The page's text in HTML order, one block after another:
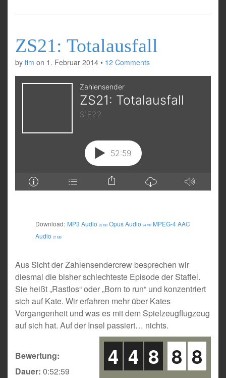
ZS21: Totalausfall
by tim on 1. Februar 2014 • 12 Comments
Download: MP3 Audio 25 MB Opus Audio 24 MB MPEG-4 AAC
Audio 27 MB
Aus Sicht der Zahlensendercrew besprechen wir
diesmal die bisher schlechteste Episode der Staffel.
Sie heißt „Rastlos“ oder „Born to run“ und konzentriert
sich auf Kate. Wir erfahren mehr über Kates
Vergangenheit und was es mit dem Spielzeugflugzeug
auf sich hat. Auf der Insel passiert… nichts.
Bewertung: 8
8
8
4
4
Dauer: 0:52:59